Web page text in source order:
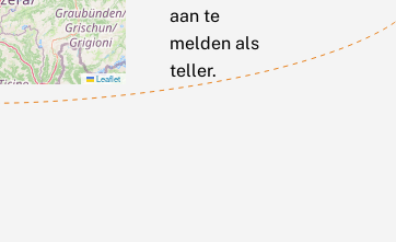
Leaflet
aan te
melden als
teller.